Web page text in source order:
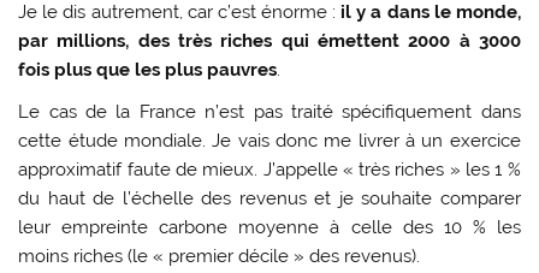
Je le dis autrement, car c’est énorme : il y a dans le monde,
par millions, des très riches qui émettent 2000 à 3000
fois plus que les plus pauvres.
Le cas de la France n’est pas traité spécifiquement dans
cette étude mondiale. Je vais donc me livrer à un exercice
approximatif faute de mieux. J’appelle « très riches » les 1 %
du haut de l’échelle des revenus et je souhaite comparer
leur empreinte carbone moyenne à celle des 10 % les
moins riches (le « premier décile » des revenus).